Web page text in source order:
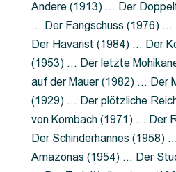
Andere (1913) … Der
… Der Fangschuss (1976) …
Der Havarist (1984) … Der
(1953) … Der letzte
auf der Mauer (1982) … Der
(1929) … Der plötzliche
von Kombach (1971) … Der
Der Schinderhannes (1958)
Amazonas (1954) … Der